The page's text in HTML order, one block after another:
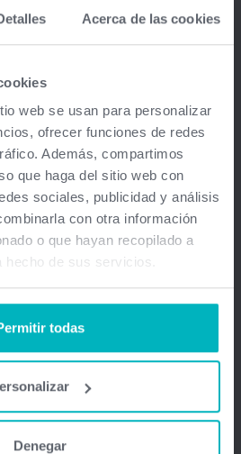
Acerca de las cookies
web se usan para personalizar
ofrecer funciones de redes
Además, compartimos
que haga del sitio web con
sociales, publicidad y análisis
con otra información
o que hayan recopilado a
de sus servicios.
todas
Denegar
México - Chile - Venezuela